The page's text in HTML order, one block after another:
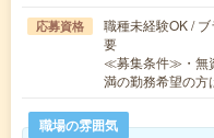
応募資格
職種未経験OK /
要
≪募集条件≫・無
満の勤務希望の
職場の雰囲気